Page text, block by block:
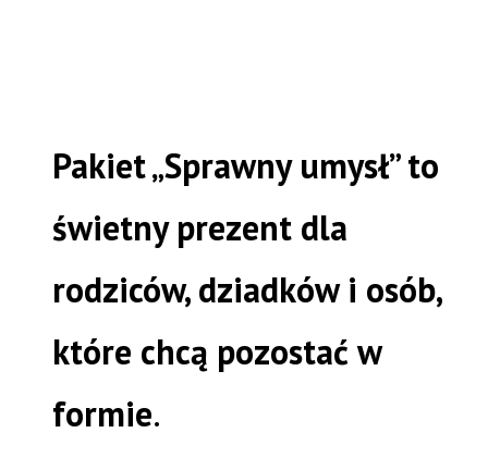
Pakiet „Sprawny umysł” to
świetny prezent dla
rodziców, dziadków i osób,
które chcą pozostać w
formie.